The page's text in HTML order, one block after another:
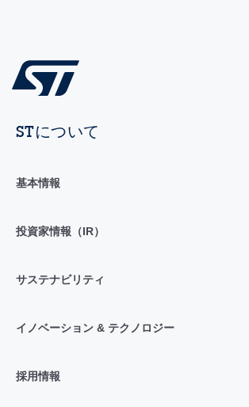
STについて
基本情報
投資家情報（IR）
サステナビリティ
イノベーション & テクノロジー
採用情報